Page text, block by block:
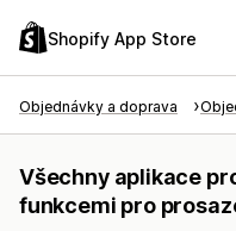
Shopify App Store
Objednávky a doprava
Všechny aplikace
funkcemi pro